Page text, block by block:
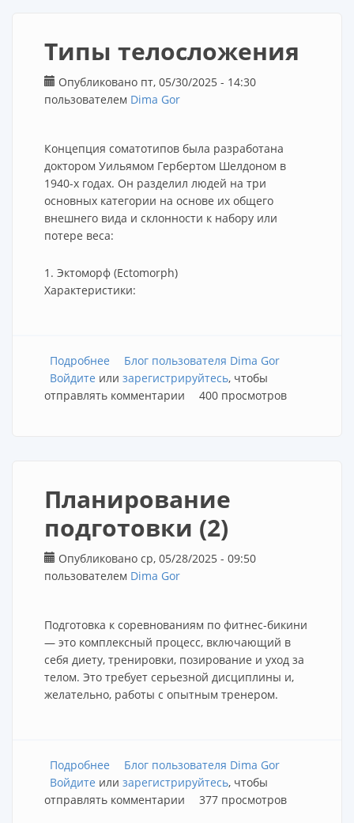
Типы телосложения
Опубликовано пт, 05/30/2025 - 14:30
пользователем Dima Gor
Концепция соматотипов была разработана
доктором Уильямом Гербертом Шелдоном в
1940-х годах. Он разделил людей на три
основных категории на основе их общего
внешнего вида и склонности к набору или
потере веса:
1. Эктоморф (Ectomorph)
Характеристики:
Подробнее о Типы телосложения
Блог пользователя Dima Gor
Войдите или зарегистрируйтесь, чтобы
отправлять комментарии
400 просмотров
Планирование
подготовки (2)
Опубликовано ср, 05/28/2025 - 09:50
пользователем Dima Gor
Подготовка к соревнованиям по фитнес-бикини
— это комплексный процесс, включающий в
себя диету, тренировки, позирование и уход за
телом. Это требует серьезной дисциплины и,
желательно, работы с опытным тренером.
Подробнее о Планирование подготовки (2)
Блог пользователя Dima Gor
Войдите или зарегистрируйтесь, чтобы
отправлять комментарии
377 просмотров